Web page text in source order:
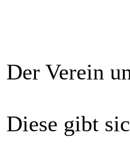
Der Verein
Diese gibt